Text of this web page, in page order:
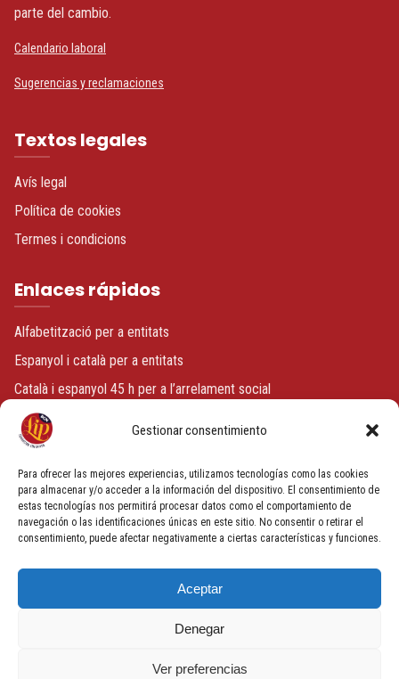
Gestionar consentimiento
Para ofrecer las mejores experiencias, utilizamos tecnologías como las cookies
para almacenar y/o acceder a la información del dispositivo. El consentimiento de
estas tecnologías nos permitirá procesar datos como el comportamiento de
navegación o las identificaciones únicas en este sitio. No consentir o retirar el
consentimiento, puede afectar negativamente a ciertas características y funciones.
Aceptar
Denegar
Ver preferencias
parte del cambio.
Calendario laboral
Sugerencias y reclamaciones
Textos legales
Avís legal
Política de cookies
Termes i condicions
Enlaces rápidos
Alfabetització per a entitats
Espanyol i català per a entitats
Català i espanyol 45 h per a l’arrelament social
Espanyol o català + voluntariat
Contacto
info@fundacionbcnlip.com
+34 933 186 591
Carrer de Milans, 9, Ciutat Vella, 08002 Barcelona, España